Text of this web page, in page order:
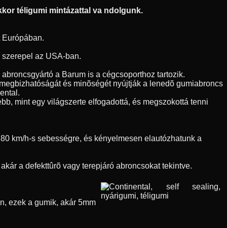
téligumi mintázattal va ndolgunk.
az USA-ban.
a Barum is a cégcsoporthoz tartozik.
és minõségét nyújtják a lenedõ gumiabroncs
mint egy világszerte elfogadottá, és megszokottá tenni
km/h-s sebességre, és kényelmesen elautózhatunk a
a defekttûrõ vagy terepjáró abroncsokat tekintve.
ezek a gumik, akár 5mm